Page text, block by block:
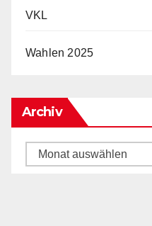
VKL
Wahlen 2025
Archiv
Archiv